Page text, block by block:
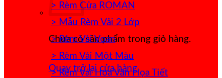
Chưa có sản phẩm trong giỏ hàng.
Quay trở lại cửa hàng
> Rèm Cửa ROMAN
> Mẫu Rèm Vải 2 Lớp
> Rèm Vải Voan
> Rèm Vải Một Màu
> Rèm Vải Hoa Văn Họa Tiết